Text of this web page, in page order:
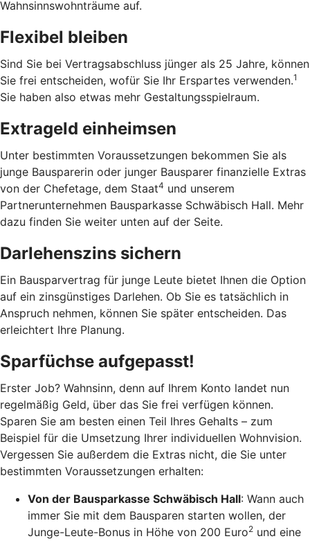
Wahnsinnswohnträume auf.
Flexibel bleiben
Sind Sie bei Vertragsabschluss jünger als 25 Jahre, können
Sie frei entscheiden, wofür Sie Ihr Erspartes verwenden.1
Sie haben also etwas mehr Gestaltungsspielraum.
Extrageld einheimsen
Unter bestimmten Voraussetzungen bekommen Sie als
junge Bausparerin oder junger Bausparer finanzielle Extras
von der Chefetage, dem Staat4 und unserem
Partnerunternehmen Bausparkasse Schwäbisch Hall. Mehr
dazu finden Sie weiter unten auf der Seite.
Darlehenszins sichern
Ein Bausparvertrag für junge Leute bietet Ihnen die Option
auf ein zinsgünstiges Darlehen. Ob Sie es tatsächlich in
Anspruch nehmen, können Sie später entscheiden. Das
erleichtert Ihre Planung.
Sparfüchse aufgepasst!
Erster Job? Wahnsinn, denn auf Ihrem Konto landet nun
regelmäßig Geld, über das Sie frei verfügen können.
Sparen Sie am besten einen Teil Ihres Gehalts – zum
Beispiel für die Umsetzung Ihrer individuellen Wohnvision.
Vergessen Sie außerdem die Extras nicht, die Sie unter
bestimmten Voraussetzungen erhalten:
Von der Bausparkasse Schwäbisch Hall: Wann auch
immer Sie mit dem Bausparen starten wollen, der
Junge-Leute-Bonus in Höhe von 200 Euro2 und eine